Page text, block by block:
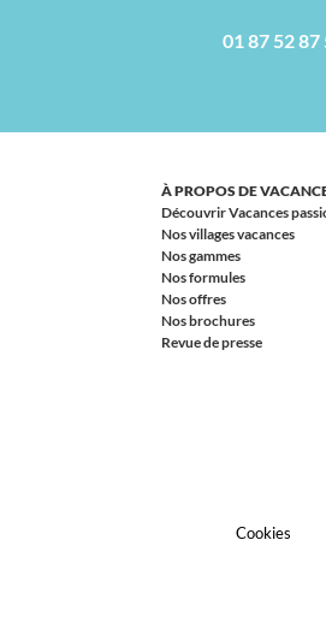
01 87 52 87
À PROPOS DE
Découvrir Vacances
Nos villages vacances
Nos gammes
Nos formules
Nos offres
Nos brochures
Revue de presse
Cookies